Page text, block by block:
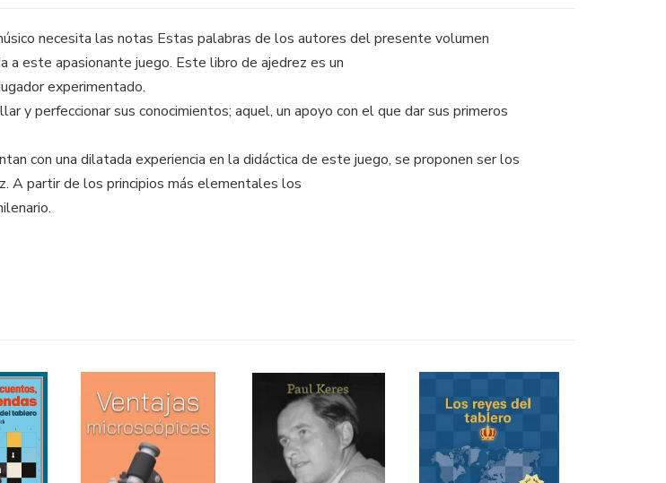
necesita las notas Estas palabras de los autores del presente volumen
este apasionante juego. Este libro de ajedrez es un
experimentado.
y perfeccionar sus conocimientos; aquel, un apoyo con el que dar sus primeros
con una dilatada experiencia en la didáctica de este juego, se proponen ser los
A partir de los principios más elementales los